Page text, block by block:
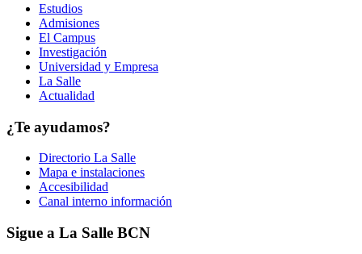
Estudios
Admisiones
El Campus
Investigación
Universidad y Empresa
La Salle
Actualidad
¿Te ayudamos?
Directorio La Salle
Mapa e instalaciones
Accesibilidad
Canal interno información
Sigue a La Salle BCN